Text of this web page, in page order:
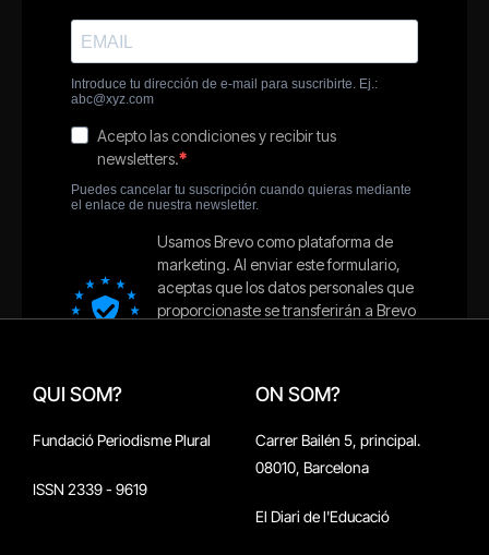
QUI SOM?
Fundació Periodisme Plural
ISSN 2339 - 9619
ON SOM?
Carrer Bailén 5, principal.
08010, Barcelona
El Diari de l'Educació